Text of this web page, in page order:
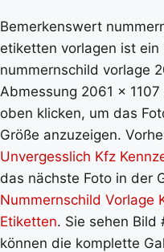
Bemerkenswert
etiketten vorlagen ist
nummernschild vorlage
Abmessung 2061 x
oben klicken, um das
Größe anzuzeigen.
Unvergesslich Kfz
das nächste Foto in der
Nummernschild Vorlage
Etiketten. Sie sehen Bild
können die komplette